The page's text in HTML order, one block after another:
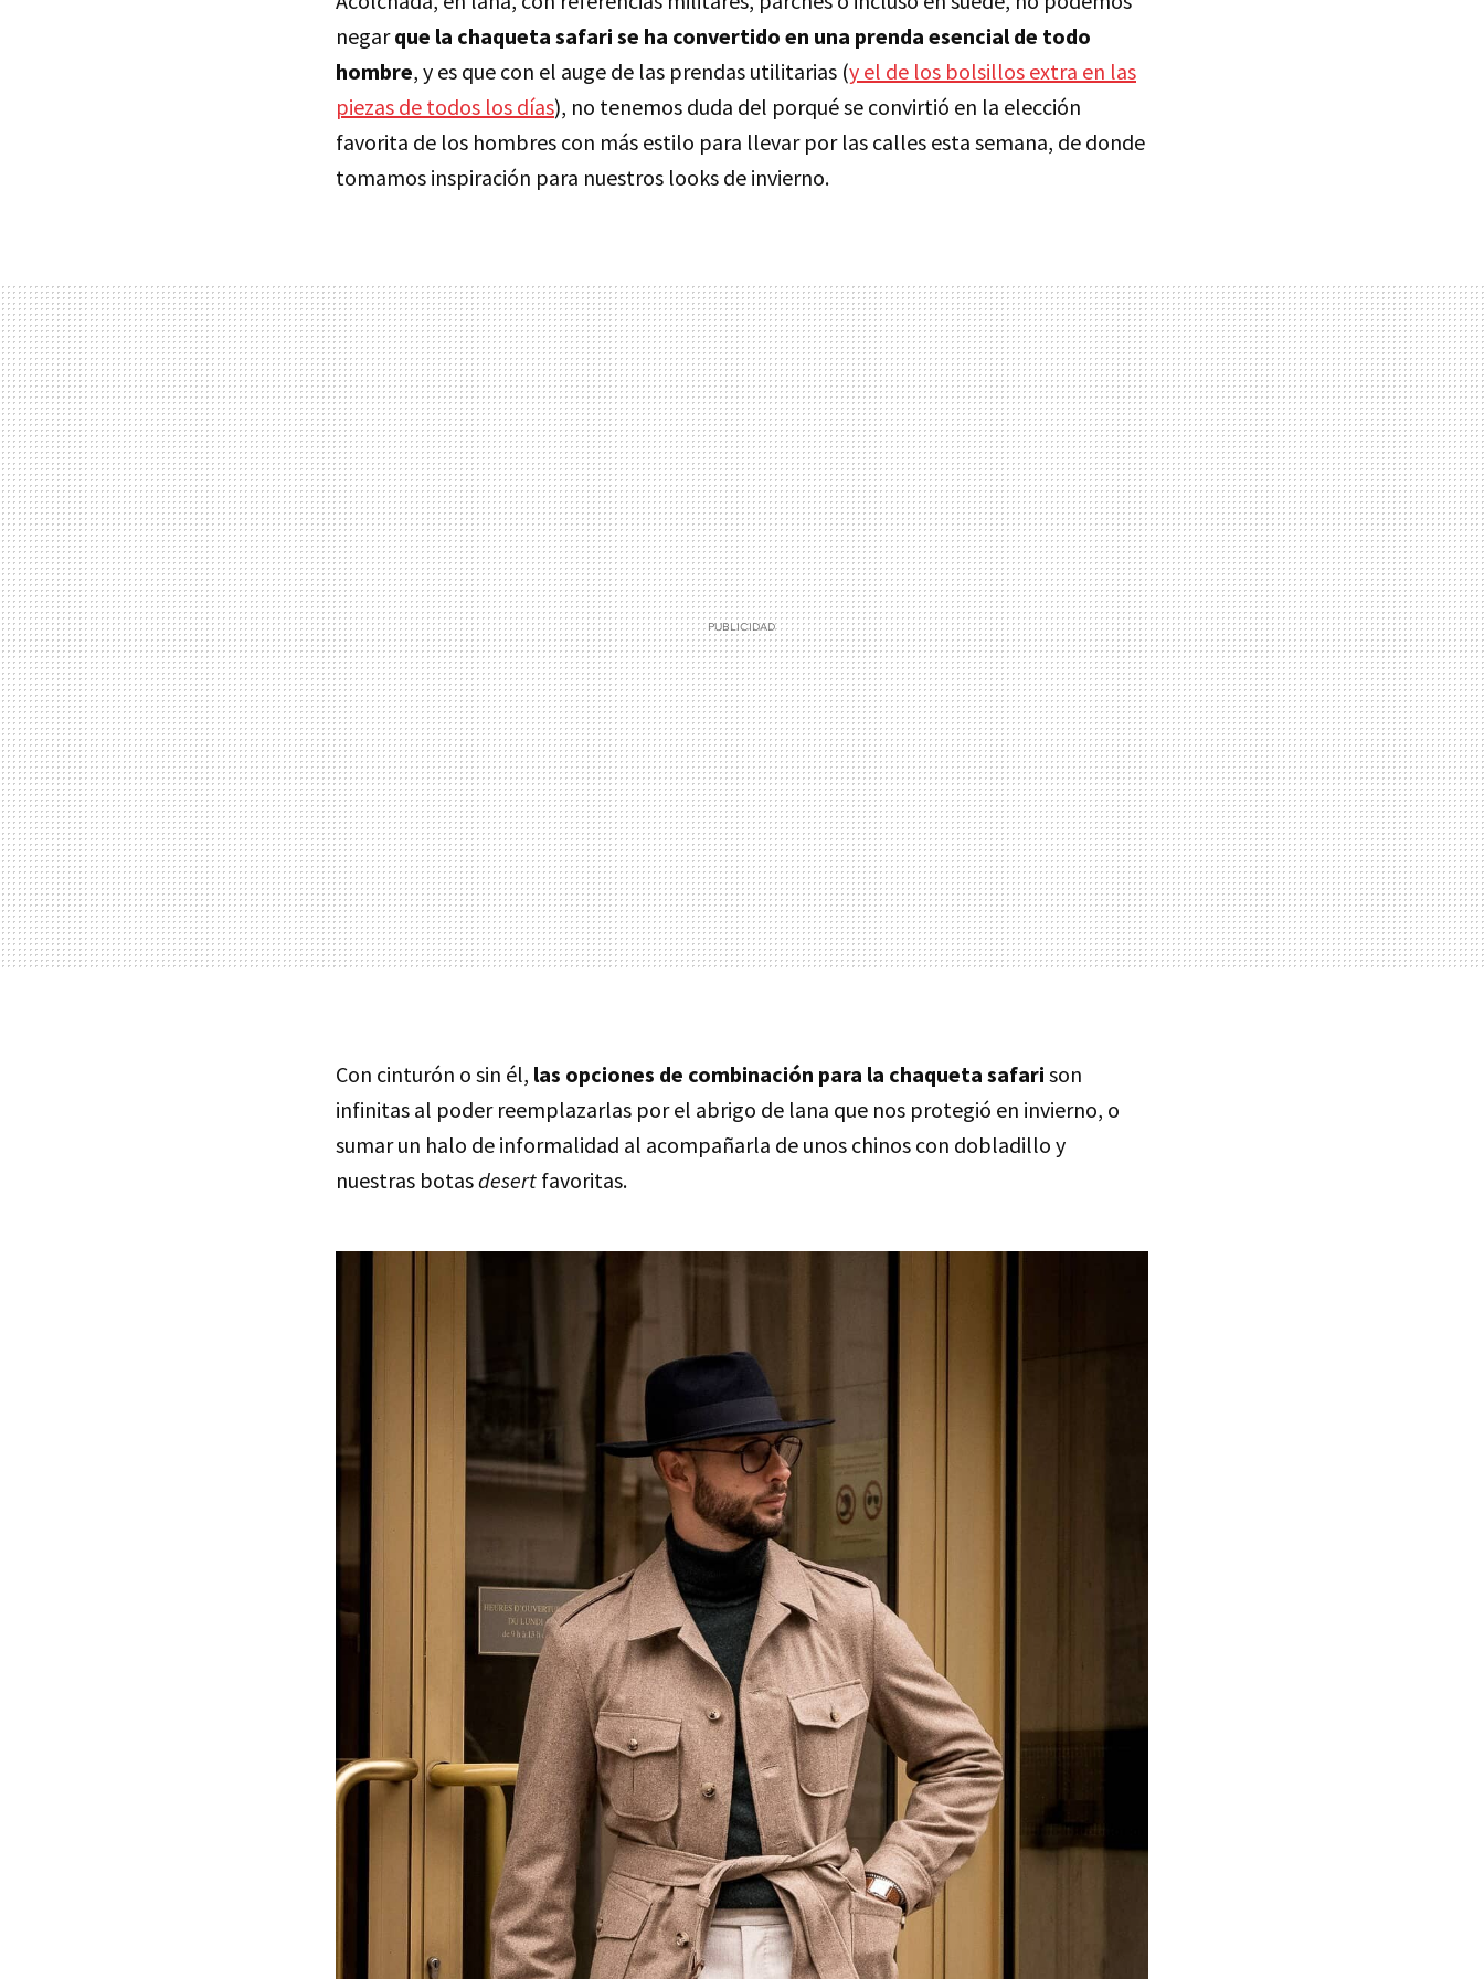
negarque la chaqueta safari se ha convertido en una prenda esencial de todo
hombre, y es que con el auge de las prendas utilitarias (y el de los bolsillos extra en las
piezas de todos los días), no tenemos duda del porqué se convirtió en la elección
favorita de los hombres con más estilo para llevar por las calles esta semana, de donde
tomamos inspiración para nuestros looks de invierno.
Con cinturón o sin él, las opciones de combinación para la chaqueta safari son
infinitas al poder reemplazarlas por el abrigo de lana que nos protegió en invierno, o
sumar un halo de informalidad al acompañarla de unos chinos con dobladillo y
nuestras botasdesert favoritas.